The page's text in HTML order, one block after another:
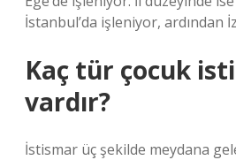
İstanbul’da işleniyor, ardından
Kaç tür çocuk
vardır?
İstismar üç şekilde meydana